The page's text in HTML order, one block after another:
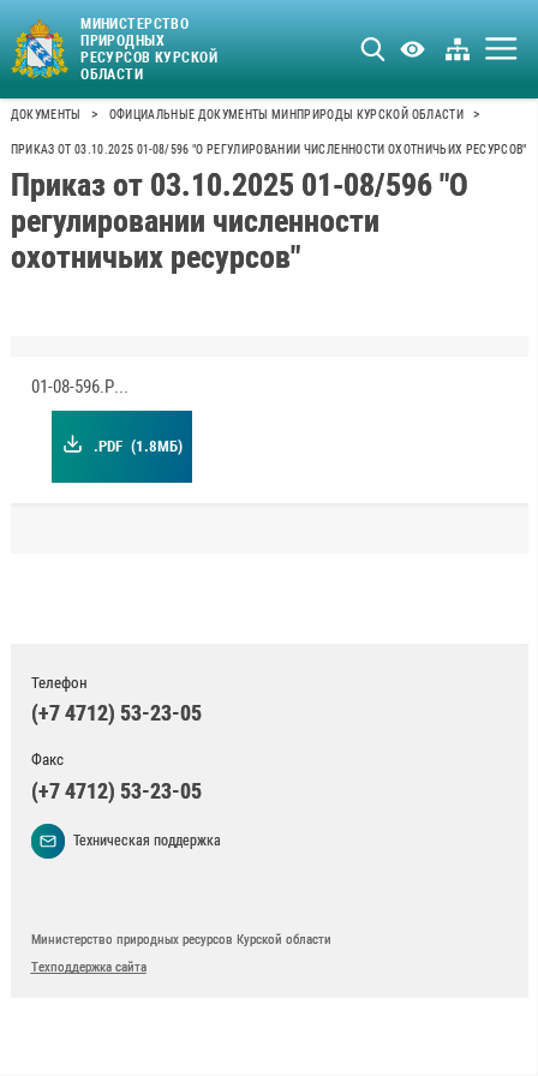
МИНИСТЕРСТВО
ПРИРОДНЫХ
РЕСУРСОВ КУРСКОЙ
ОБЛАСТИ
ДОКУМЕНТЫ > ОФИЦИАЛЬНЫЕ ДОКУМЕНТЫ МИНПРИРОДЫ КУРСКОЙ ОБЛАСТИ >
ПРИКАЗ ОТ 03.10.2025 01-08/596 "О РЕГУЛИРОВАНИИ ЧИСЛЕННОСТИ ОХОТНИЧЬИХ РЕСУРСОВ"
Приказ от 03.10.2025 01-08/596 "О
регулировании численности
охотничьих ресурсов"
01-08-596.PDF
.PDF (1.8МБ)
Телефон
(+7 4712) 53-23-05
Факс
(+7 4712) 53-23-05
Техническая поддержка
Министерство природных ресурсов Курской области
Техподдержка сайта